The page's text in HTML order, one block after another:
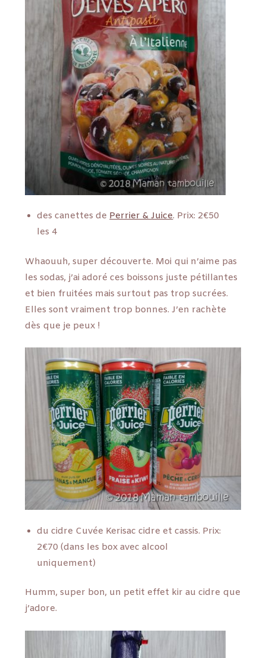
des canettes dePerrier & Juice. Prix: 2€50
les 4
Whaouuh, super découverte. Moi qui n’aime pas
les sodas, j’ai adoré ces boissons juste pétillantes
et bien fruitées mais surtout pas trop sucrées.
Elles sont vraiment trop bonnes. J’en rachète
dès que je peux !
du cidre Cuvée Kerisac cidre et cassis. Prix:
2€70 (dans les box avec alcool
uniquement)
Humm, super bon, un petit effet kir au cidre que
j’adore.